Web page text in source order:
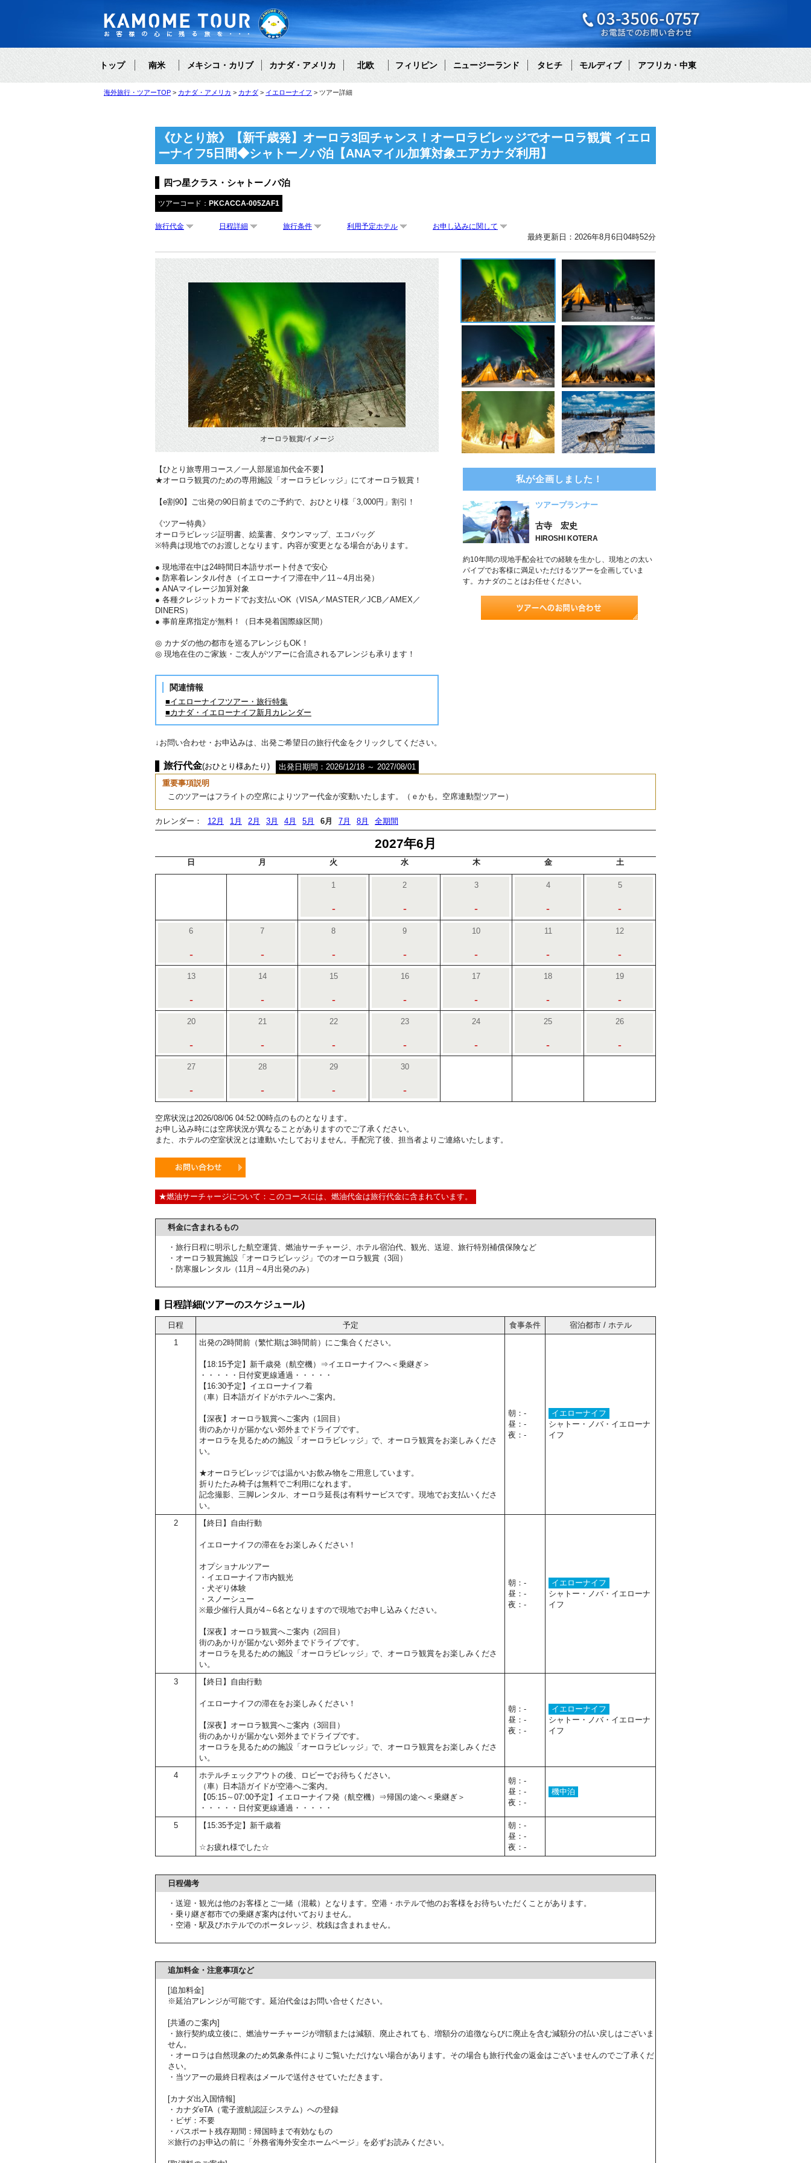
トップ 南米 メキシコ・カリブ カナダ・アメリカ 北欧 フィリピン ニュージーランド タヒチ モルディブ アフリカ・中東
海外旅行・ツアーTOP カナダ・アメリカ カナダ イエローナイフ ツアー詳細
《ひとり旅》【新千歳発】オーロラ3回チャンス！オーロラビレッジでオーロラ観賞 イエロ
ーナイフ5日間◆シャトーノバ泊【ANAマイル加算対象エアカナダ利用】
四つ星クラス・シャトーノバ泊
ツアーコード： PKCACCA-005ZAF1
旅行代金 日程詳細 旅行条件 利用予定ホテル お申し込みに関して
最終更新日：2026年8月6日04時52分
オーロラ観賞/イメージ
【ひとり旅専用コース／一人部屋追加代金不要】
★オーロラ観賞のための専用施設「オーロラビレッジ」にてオーロラ観賞！
【e割90】ご出発の90日前までのご予約で、おひとり様「3,000円」割引！
《ツアー特典》
オーロラビレッジ証明書、絵葉書、タウンマップ、エコバッグ
※特典は現地でのお渡しとなります。内容が変更となる場合があります。
● 現地滞在中は24時間日本語サポート付きで安心
● 防寒着レンタル付き（イエローナイフ滞在中／11～4月出発）
● ANAマイレージ加算対象
● 各種クレジットカードでお支払いOK（VISA／MASTER／JCB／AMEX／
DINERS）
● 事前座席指定が無料！（日本発着国際線区間）
◎ カナダの他の都市を巡るアレンジもOK！
◎ 現地在住のご家族・ご友人がツアーに合流されるアレンジも承ります！
関連情報
■イエローナイフツアー・旅行特集
■カナダ・イエローナイフ新月カレンダー
私が企画しました！
ツアープランナー
古寺 宏史
HIROSHI KOTERA
約10年間の現地手配会社での経験を生かし、現地との太い
パイプでお客様に満足いただけるツアーを企画していま
す。カナダのことはお任せください。
↓お問い合わせ・お申込みは、出発ご希望日の旅行代金をクリックしてください。
旅行代金(おひとり様あたり)
出発日期間：2026/12/18 ～ 2027/08/01
重要事項説明
このツアーはフライトの空席によりツアー代金が変動いたします。（ｅかも。空席連動型ツアー）
カレンダー： 12月 1月 2月 3月 4月 5月 6月 7月 8月 全期間
2027年6月
日 月 火 水 木 金 土
1
-
2
-
3
-
4
-
5
-
6
-
7
-
8
-
9
-
10
-
11
-
12
-
13
-
14
-
15
-
16
-
17
-
18
-
19
-
20
-
21
-
22
-
23
-
24
-
25
-
26
-
27
-
28
-
29
-
30
-
空席状況は2026/08/06 04:52:00時点のものとなります。
お申し込み時には空席状況が異なることがありますのでご了承ください。
また、ホテルの空室状況とは連動いたしておりません。手配完了後、担当者よりご連絡いたします。
★燃油サーチャージについて：このコースには、燃油代金は旅行代金に含まれています。
料金に含まれるもの
・旅行日程に明示した航空運賃、燃油サーチャージ、ホテル宿泊代、観光、送迎、旅行特別補償保険など
・オーロラ観賞施設「オーロラビレッジ」でのオーロラ観賞（3回）
・防寒服レンタル（11月～4月出発のみ）
日程詳細(ツアーのスケジュール)
日程 予定 食事条件
宿泊都市 / ホテル
1
出発の2時間前（繁忙期は3時間前）にご集合ください。
【18:15予定】新千歳発（航空機）⇒イエローナイフへ＜乗継ぎ＞
・・・・・日付変更線通過・・・・・
【16:30予定】イエローナイフ着
（車）日本語ガイドがホテルへご案内。
【深夜】オーロラ観賞へご案内（1回目）
街のあかりが届かない郊外までドライブです。
オーロラを見るための施設「オーロラビレッジ」で、オーロラ観賞をお楽しみくださ
い。
★オーロラビレッジでは温かいお飲み物をご用意しています。
折りたたみ椅子は無料でご利用になれます。
記念撮影、三脚レンタル、オーロラ延長は有料サービスです。現地でお支払いくださ
い。
朝：-
昼：-
夜：-
イエローナイフ
シャトー・ノバ・イエローナ
イフ
2 【終日】自由行動
イエローナイフの滞在をお楽しみください！
オプショナルツアー
・イエローナイフ市内観光
・犬ぞり体験
・スノーシュー
※最少催行人員が4～6名となりますので現地でお申し込みください。
【深夜】オーロラ観賞へご案内（2回目）
街のあかりが届かない郊外までドライブです。
オーロラを見るための施設「オーロラビレッジ」で、オーロラ観賞をお楽しみくださ
い。
朝：-
昼：-
夜：-
イエローナイフ
シャトー・ノバ・イエローナ
イフ
3 【終日】自由行動
イエローナイフの滞在をお楽しみください！
【深夜】オーロラ観賞へご案内（3回目）
街のあかりが届かない郊外までドライブです。
オーロラを見るための施設「オーロラビレッジ」で、オーロラ観賞をお楽しみくださ
い。
朝：-
昼：-
夜：-
イエローナイフ
シャトー・ノバ・イエローナ
イフ
4
ホテルチェックアウトの後、ロビーでお待ちください。
（車）日本語ガイドが空港へご案内。
【05:15～07:00予定】イエローナイフ発（航空機）⇒帰国の途へ＜乗継ぎ＞
・・・・・日付変更線通過・・・・・
朝：-
昼：-
夜：-
機中泊
5 【15:35予定】新千歳着
☆お疲れ様でした☆
朝：-
昼：-
夜：-
日程備考
・送迎・観光は他のお客様とご一緒（混載）となります。空港・ホテルで他のお客様をお待ちいただくことがあります。
・乗り継ぎ都市での乗継ぎ案内は付いておりません。
・空港・駅及びホテルでのポータレッジ、枕銭は含まれません。
追加料金・注意事項など
[追加料金]
※延泊アレンジが可能です。延泊代金はお問い合せください。
[共通のご案内]
・旅行契約成立後に、燃油サーチャージが増額または減額、廃止されても、増額分の追徴ならびに廃止を含む減額分の払い戻しはございま
せん。
・オーロラは自然現象のため気象条件によりご覧いただけない場合があります。その場合も旅行代金の返金はございませんのでご了承くだ
さい。
・当ツアーの最終日程表はメールで送付させていただきます。
[カナダ出入国情報]
・カナダeTA（電子渡航認証システム）への登録
・ビザ：不要
・パスポート残存期間：帰国時まで有効なもの
※旅行のお申込の前に「外務省海外安全ホームページ」を必ずお読みください。